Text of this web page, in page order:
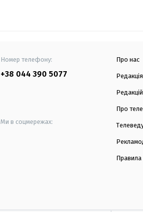
Номер телефону:
+38 044 390 5077
Ми в соцмережах:
Про нас
Редакція
Про
Правила